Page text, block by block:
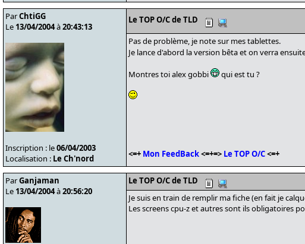
ParChtiGG
Le 13/04/2004à20:43:13
Inscription : le06/04/2003
Localisation : Le Ch'nord
Le TOP O/C de TLD
Pas de problème, je note sur mes tablettes.
Je lance d'abord la version bêta et on verra
Montres toi alex gobbi qui est tu ?
<=+ Mon FeedBack<=+=> Le TOP O/C<=+
ParGanjaman
Le 13/04/2004à20:56:20
Le TOP O/C de TLD
Je suis en train de remplir ma fiche (en fait je
Les screens cpu-z et autres sont ils obligatoires